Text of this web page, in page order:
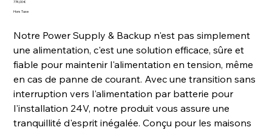
Prix
774,00 €
Hors Taxe
Notre Power Supply & Backup n'est pas simplement
une alimentation, c'est une solution efficace, sûre et
fiable pour maintenir l'alimentation en tension, même
en cas de panne de courant. Avec une transition sans
interruption vers l'alimentation par batterie pour
l'installation 24V, notre produit vous assure une
tranquillité d'esprit inégalée. Conçu pour les maisons